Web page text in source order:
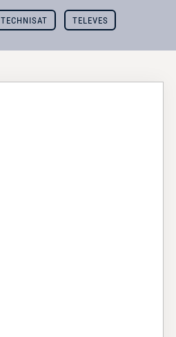
TECHNISAT TELEVES